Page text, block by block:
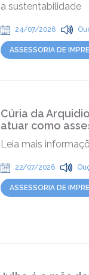
a sustentabilidade
24/07/2026
ASSESSORIA DE
Cúria da
atuar como
Leia mais
22/07/2026
ASSESSORIA DE